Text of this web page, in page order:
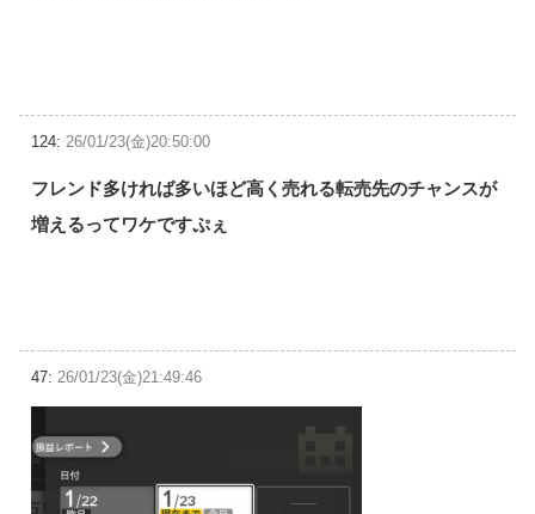
124: 26/01/23(金)20:50:00
フレンド多ければ多いほど高く売れる転売先のチャンスが
増えるってワケですぷぇ
47: 26/01/23(金)21:49:46